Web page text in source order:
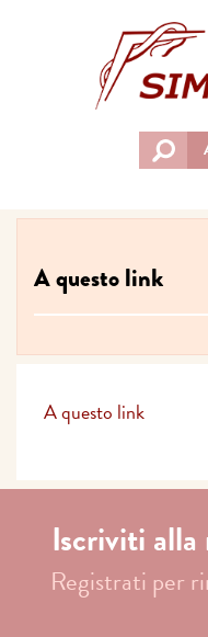
A questo link
A questo link
Iscriviti alla
Registrati per